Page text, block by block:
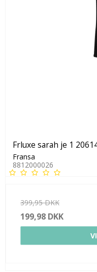
Frluxe sarah je 1
Fransa
8812000026
399,95 DKK
199,98 DKK